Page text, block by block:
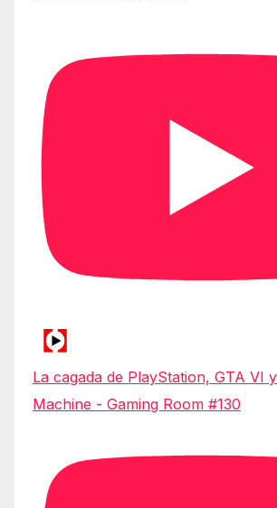
La cagada de PlayStation, GTA VI
Machine - Gaming Room #130